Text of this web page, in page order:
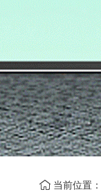
 当前位置：